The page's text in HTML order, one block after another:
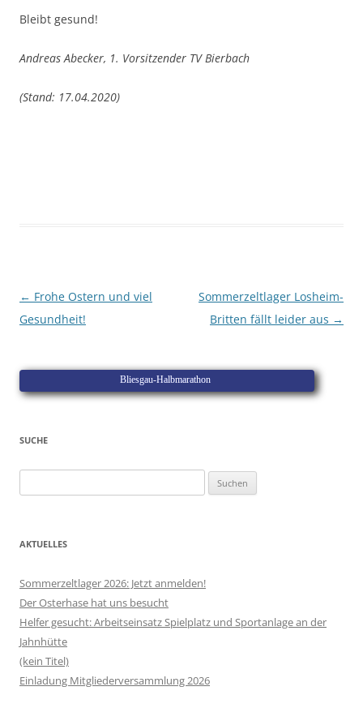
Bleibt gesund!
Andreas Abecker, 1. Vorsitzender TV Bierbach
(Stand: 17.04.2020)
Beitragsnavigation
← Frohe Ostern und viel
Gesundheit!
Sommerzeltlager Losheim-
Britten fällt leider aus →
Bliesgau-Halbmarathon
SUCHE
nach:
AKTUELLES
Sommerzeltlager 2026: Jetzt anmelden!
Der Osterhase hat uns besucht
Helfer gesucht: Arbeitseinsatz Spielplatz und Sportanlage an der
Jahnhütte
(kein Titel)
Einladung Mitgliederversammlung 2026